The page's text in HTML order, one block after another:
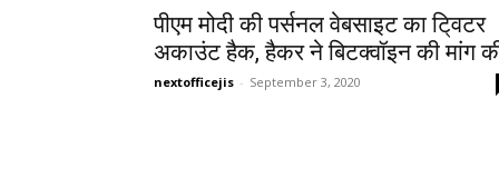
पीएम मोदी की पर्सनल वेबसाइट का टि्वटर
अकाउंट हैक, हैकर ने बिटक्वॉइन की मांग
nextofficejis - September 3, 2020